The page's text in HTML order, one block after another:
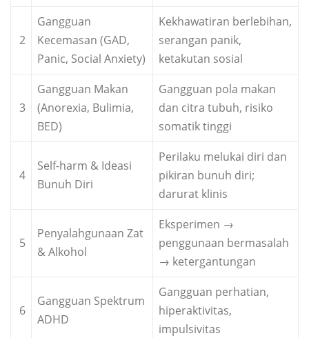
2
Gangguan
Kecemasan (GAD,
Panic, Social Anxiety)
Kekhawatiran berlebihan,
serangan panik,
ketakutan sosial
3
Gangguan Makan
(Anorexia, Bulimia,
BED)
Gangguan pola makan
dan citra tubuh, risiko
somatik tinggi
4
Self-harm & Ideasi
Bunuh Diri
Perilaku melukai diri dan
pikiran bunuh diri;
darurat klinis
5
Penyalahgunaan Zat
& Alkohol
Eksperimen →
penggunaan bermasalah
→ ketergantungan
6
Gangguan Spektrum
ADHD
Gangguan perhatian,
hiperaktivitas,
impulsivitas